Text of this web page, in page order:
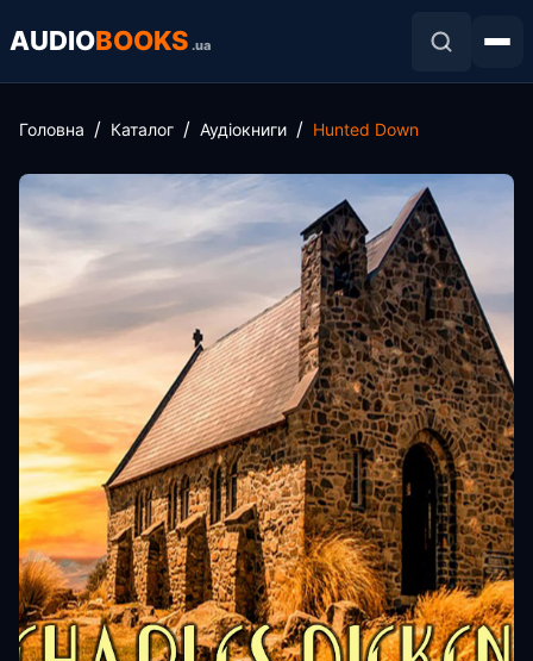
AUDIOBOOKS .ua
Головна Каталог Аудіокниги Hunted Down